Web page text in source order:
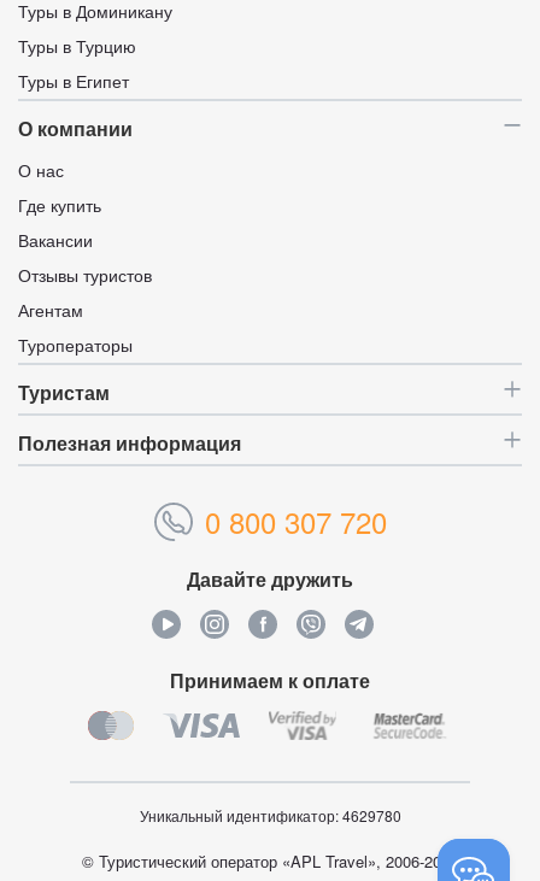
Туры в Доминикану
Туры в Турцию
Туры в Египет
О компании
О нас
Где купить
Вакансии
Отзывы туристов
Агентам
Туроператоры
Туристам
Полезная информация
0 800 307 720
Давайте дружить
Принимаем к оплате
Уникальный идентификатор:4629780
© Туристический оператор «APL Travel», 2006-2026